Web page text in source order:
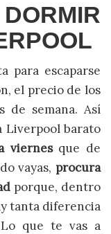
para escaparse
el precio de los
de semana. Así
Liverpool barato
viernesque de
vayas, procura
porque, dentro
tanta diferencia
que te vas a